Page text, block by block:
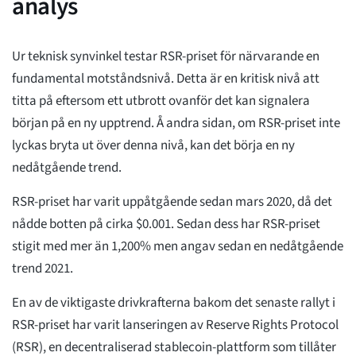
Ur teknisk synvinkel testar RSR-priset för närvarande en
fundamental motståndsnivå. Detta är en kritisk nivå att
titta på eftersom ett utbrott ovanför det kan signalera
början på en ny upptrend. Å andra sidan, om RSR-priset inte
lyckas bryta ut över denna nivå, kan det börja en ny
nedåtgående trend.
RSR-priset har varit uppåtgående sedan mars 2020, då det
nådde botten på cirka $0.001. Sedan dess har RSR-priset
stigit med mer än 1,200% men angav sedan en nedåtgående
trend 2021.
En av de viktigaste drivkrafterna bakom det senaste rallyt i
RSR-priset har varit lanseringen av Reserve Rights Protocol
(RSR), en decentraliserad stablecoin-plattform som tillåter